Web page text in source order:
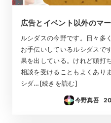
広告とイベント以外のマ
ルシダスの今野です。日々多
お手伝いしているルシダスで
果を出している。けれど頭
相談を受けることもよくあり
シダ…[続きを読む]
今野真吾
投